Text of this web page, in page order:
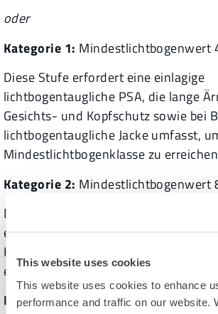
This website uses cookies
This website uses cookies to enhance
performance and traffic on our website.
oder
Kategorie 1: Mindestlichtbogenwert
Diese Stufe erfordert eine einlagige
lichtbogentaugliche PSA, die lange
Gesichts- und Kopfschutz sowie bei
lichtbogentaugliche Jacke umfasst,
Mindestlichtbogenklasse zu
Kategorie 2: Mindestlichtbogenwert
Diese Stufe erfordert ein
eine Hose - oder einen Overall,
Kopfschutz aus AR und je nach Bedarf
einen Parka mit Lichtbogenschutz.
Kategorie 3:Mindestlichtbogenwert